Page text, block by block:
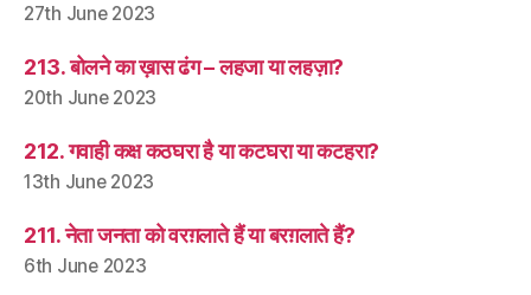
27th June 2023
213. बोलने का ख़ास ढंग – लहजा या लहज़ा?
20th June 2023
212. गवाही कक्ष कठघरा है या कटघरा या कटहरा?
13th June 2023
211. नेता जनता को वरग़लाते हैं या बरग़लाते हैं?
6th June 2023